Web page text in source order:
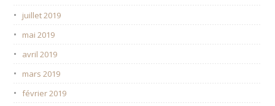
juillet 2019
mai 2019
avril 2019
mars 2019
février 2019